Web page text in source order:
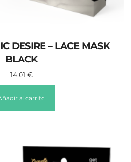
DESIRE – LACE MASK
BLACK
14,01 €
al carrito